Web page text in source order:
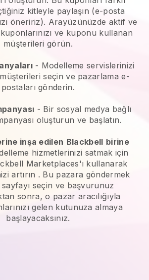
kitleyle paylaşın (e-posta
öneririz). Arayüzünüzde aktif ve
ve kuponu kullanan
müşterileri görün.
- Modelleme servislerinizi
müşterileri seçin ve pazarlama e-
postaları gönderin.
- Bir sosyal medya bağlı
oluşturun ve başlatın.
inşa edilen Blackbell birine
hizmetlerinizi satmak için
Marketplaces'ı kullanarak
artırın . Bu pazara göndermek
seçin ve başvurunuz
sonra, o pazar aracılığıyla
gelen kutunuza almaya
başlayacaksınız.